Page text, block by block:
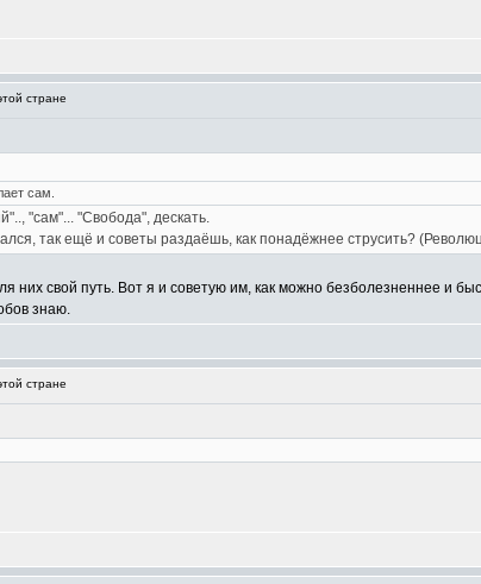
стране
сам.
"сам"... "Свобода", дескать.
так ещё и советы раздаёшь, как понадёжнее струсить?
них свой путь. Вот я и советую им, как можно безболезненнее и
знаю.
стране